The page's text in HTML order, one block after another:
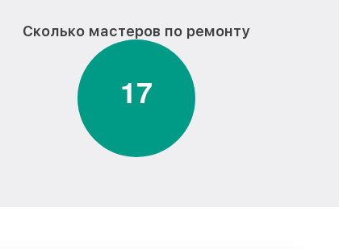
Сколько мастеров по ремонту
17